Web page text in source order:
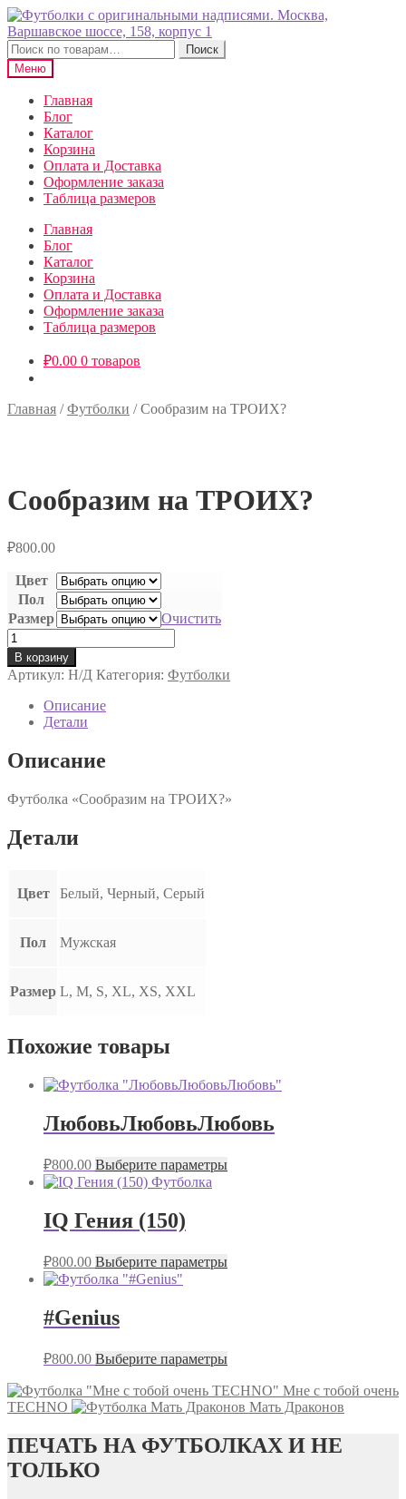
Перейти
к
навигации
Перейти
к
содержимому
Искать:
Поиск
Меню
Главная
Блог
Каталог
Корзина
Оплата и Доставка
Оформление заказа
Таблица размеров
Главная
Блог
Каталог
Корзина
Оплата и Доставка
Оформление заказа
Таблица размеров
₽0.00 0 товаров
Главная /Футболки /Сообразим на ТРОИХ?
Сообразим на ТРОИХ?
₽800.00
Цвет
Пол
Размер
Очистить
Количество
товара
Сообразим
на
ТРОИХ?
В корзину
Артикул: Н/Д Категория: Футболки
Описание
Детали
Описание
Футболка «Сообразим на ТРОИХ?»
Детали
Цвет Белый, Черный, Серый
Пол Мужская
Размер L, M, S, XL, XS, XXL
Похожие товары
ЛюбовьЛюбовьЛюбовь
₽800.00 Выберите параметры
IQ Гения (150)
₽800.00 Выберите параметры
#Genius
₽800.00 Выберите параметры
Мне с тобой очень
TECHNO
Мать Драконов
ПЕЧАТЬ НА ФУТБОЛКАХ И НЕ
ТОЛЬКО